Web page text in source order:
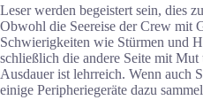
Leser werden begeistert sein, dies
Obwohl die Seereise der Crew mit
Schwierigkeiten wie Stürmen und
schließlich die andere Seite mit
Ausdauer ist lehrreich. Wenn auch
einige Peripheriegeräte dazu